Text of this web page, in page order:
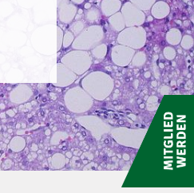
Mitglied
werden